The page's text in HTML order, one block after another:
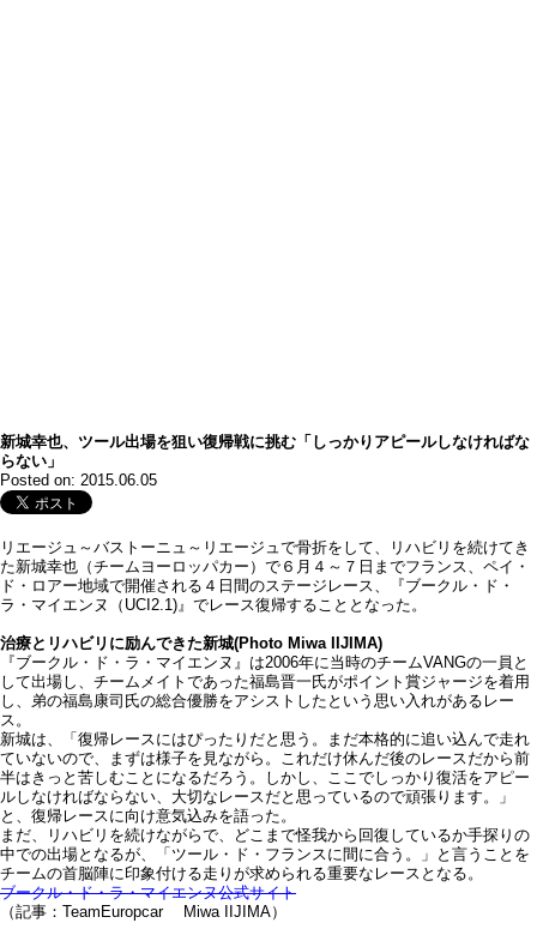
新城幸也、ツール出場を狙い復帰戦に挑む「しっかりアピールしなければな
らない」
Posted on: 2015.06.05
リエージュ～バストーニュ～リエージュで骨折をして、リハビリを続けてき
た新城幸也（チームヨーロッパカー）で６月４～７日までフランス、ペイ・
ド・ロアー地域で開催される４日間のステージレース、『ブークル・ド・
ラ・マイエンヌ（UCI2.1)』でレース復帰することとなった。
治療とリハビリに励んできた新城(Photo Miwa IIJIMA)
『ブークル・ド・ラ・マイエンヌ』は2006年に当時のチームVANGの一員と
して出場し、チームメイトであった福島晋一氏がポイント賞ジャージを着用
し、弟の福島康司氏の総合優勝をアシストしたという思い入れがあるレー
ス。
新城は、「復帰レースにはぴったりだと思う。まだ本格的に追い込んで走れ
ていないので、まずは様子を見ながら。これだけ休んだ後のレースだから前
半はきっと苦しむことになるだろう。しかし、ここでしっかり復活をアピー
ルしなければならない、大切なレースだと思っているので頑張ります。」
と、復帰レースに向け意気込みを語った。
まだ、リハビリを続けながらで、どこまで怪我から回復しているか手探りの
中での出場となるが、「ツール・ド・フランスに間に合う。」と言うことを
チームの首脳陣に印象付ける走りが求められる重要なレースとなる。
ブークル・ド・ラ・マイエンヌ公式サイト
（記事：TeamEuropcar Miwa IIJIMA）